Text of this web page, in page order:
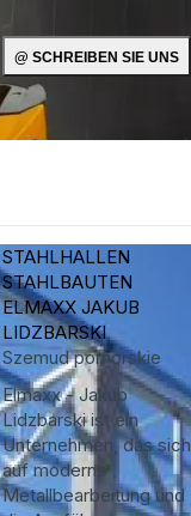
STAHLHALLEN
STAHLBAUTEN
ELMAXX JAKUB
LIDZBARSKI
Szemudpomorskie
Elmaxx - Jakub
Lidzbarski ist ein
Unternehmen, das sich
auf moderne
Metallbearbeitung und